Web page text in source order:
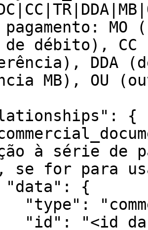
pagamento:
de débito),
DDA
MB), OU
à série de
se for para